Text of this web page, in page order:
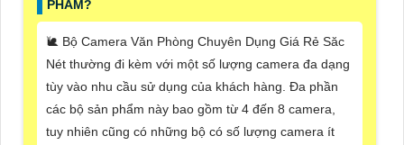
PHẨM?
🐌 Bộ Camera Văn Phòng Chuyên Dụng Giá Rẻ Săc
Nét thường đi kèm với một số lượng camera đa dạng
tùy vào nhu cầu sử dụng của khách hàng. Đa phần
các bộ sản phẩm này bao gồm từ 4 đến 8 camera,
tuy nhiên cũng có những bộ có số lượng camera ít